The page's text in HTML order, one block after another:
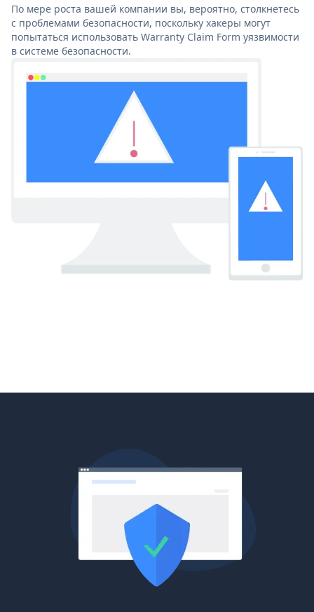
По мере роста вашей компании вы, вероятно, столкнетесь
с проблемами безопасности, поскольку хакеры могут
попытаться использовать Warranty Claim Form уязвимости
в системе безопасности.